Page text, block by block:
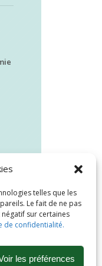
telles que les
Le fait de ne pas
sur certaines
de confidentialité.
les préférences